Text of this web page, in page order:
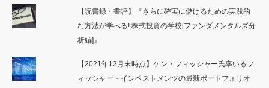
【読書録・書評】『さらに確実に儲けるための実践的
な方法が学べる! 株式投資の学校[ファンダメンタルズ分
析編]』
【2021年12月末時点】ケン・フィッシャー氏率いるフ
ィッシャー・インベストメンツの最新ポートフォリオ